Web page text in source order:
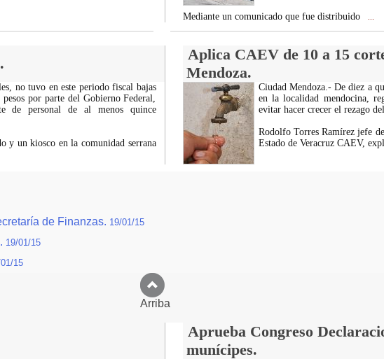
Mediante un comunicado que fue distribuido
Aplica CAEV de 10 a 15
Mendoza.
no tuvo en este periodo fiscal bajas
por parte del Gobierno Federal,
de personal de al menos quince
y un kiosco en la comunidad serrana
Ciudad Mendoza.- De diez a
en la localidad mendocina,
evitar hacer crecer el rezago
Rodolfo Torres Ramírez jefe
Estado de Veracruz CAEV,
de Finanzas. 19/01/15
19/01/15
15
Arriba
Aprueba Congreso
munícipes.